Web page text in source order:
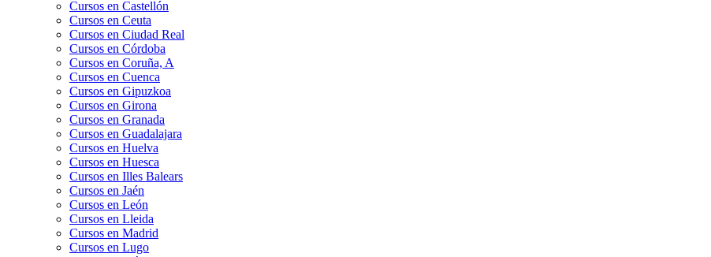
Cursos en Castellón
Cursos en Ceuta
Cursos en Ciudad Real
Cursos en Córdoba
Cursos en Coruña, A
Cursos en Cuenca
Cursos en Gipuzkoa
Cursos en Girona
Cursos en Granada
Cursos en Guadalajara
Cursos en Huelva
Cursos en Huesca
Cursos en Illes Balears
Cursos en Jaén
Cursos en León
Cursos en Lleida
Cursos en Madrid
Cursos en Lugo